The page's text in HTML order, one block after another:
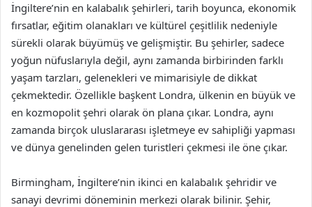
İngiltere’nin en kalabalık şehirleri, tarih boyunca, ekonomik
fırsatlar, eğitim olanakları ve kültürel çeşitlilik nedeniyle
sürekli olarak büyümüş ve gelişmiştir. Bu şehirler, sadece
yoğun nüfuslarıyla değil, aynı zamanda birbirinden farklı
yaşam tarzları, gelenekleri ve mimarisiyle de dikkat
çekmektedir. Özellikle başkent Londra, ülkenin en büyük ve
en kozmopolit şehri olarak ön plana çıkar. Londra, aynı
zamanda birçok uluslararası işletmeye ev sahipliği yapması
ve dünya genelinden gelen turistleri çekmesi ile öne çıkar.
Birmingham, İngiltere’nin ikinci en kalabalık şehridir ve
sanayi devrimi döneminin merkezi olarak bilinir. Şehir,